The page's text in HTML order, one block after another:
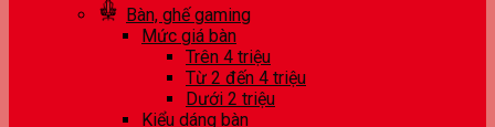
Bàn, ghế gaming
Mức giá bàn
Trên 4 triệu
Từ 2 đến 4 triệu
Dưới 2 triệu
Kiểu dáng bàn